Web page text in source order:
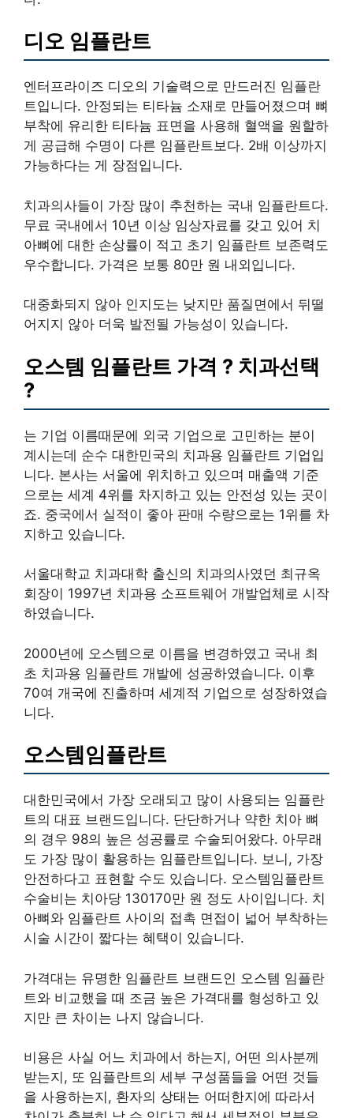
디오 임플란트
엔터프라이즈 디오의 기술력으로 만드러진 임플란
트입니다. 안정되는 티타늄 소재로 만들어졌으며 뼈
부착에 유리한 티타늄 표면을 사용해 혈액을 원할하
게 공급해 수명이 다른 임플란트보다. 2배 이상까지
가능하다는 게 장점입니다.
치과의사들이 가장 많이 추천하는 국내 임플란트다.
무료 국내에서 10년 이상 임상자료를 갖고 있어 치
아뼈에 대한 손상률이 적고 초기 임플란트 보존력도
우수합니다. 가격은 보통 80만 원 내외입니다.
대중화되지 않아 인지도는 낮지만 품질면에서 뒤떨
어지지 않아 더욱 발전될 가능성이 있습니다.
오스템 임플란트 가격 ? 치과선택
?
는 기업 이름때문에 외국 기업으로 고민하는 분이
계시는데 순수 대한민국의 치과용 임플란트 기업입
니다. 본사는 서울에 위치하고 있으며 매출액 기준
으로는 세계 4위를 차지하고 있는 안전성 있는 곳이
죠. 중국에서 실적이 좋아 판매 수량으로는 1위를 차
지하고 있습니다.
서울대학교 치과대학 출신의 치과의사였던 최규옥
회장이 1997년 치과용 소프트웨어 개발업체로 시작
하였습니다.
2000년에 오스템으로 이름을 변경하였고 국내 최
초 치과용 임플란트 개발에 성공하였습니다. 이후
70여 개국에 진출하며 세계적 기업으로 성장하였습
니다.
오스템임플란트
대한민국에서 가장 오래되고 많이 사용되는 임플란
트의 대표 브랜드입니다. 단단하거나 약한 치아 뼈
의 경우 98의 높은 성공률로 수술되어왔다. 아무래
도 가장 많이 활용하는 임플란트입니다. 보니, 가장
안전하다고 표현할 수도 있습니다. 오스템임플란트
수술비는 치아당 130170만 원 정도 사이입니다. 치
아뼈와 임플란트 사이의 접촉 면접이 넓어 부착하는
시술 시간이 짧다는 혜택이 있습니다.
가격대는 유명한 임플란트 브랜드인 오스템 임플란
트와 비교했을 때 조금 높은 가격대를 형성하고 있
지만 큰 차이는 나지 않습니다.
비용은 사실 어느 치과에서 하는지, 어떤 의사분께
받는지, 또 임플란트의 세부 구성품들을 어떤 것들
을 사용하는지, 환자의 상태는 어떠한지에 따라서